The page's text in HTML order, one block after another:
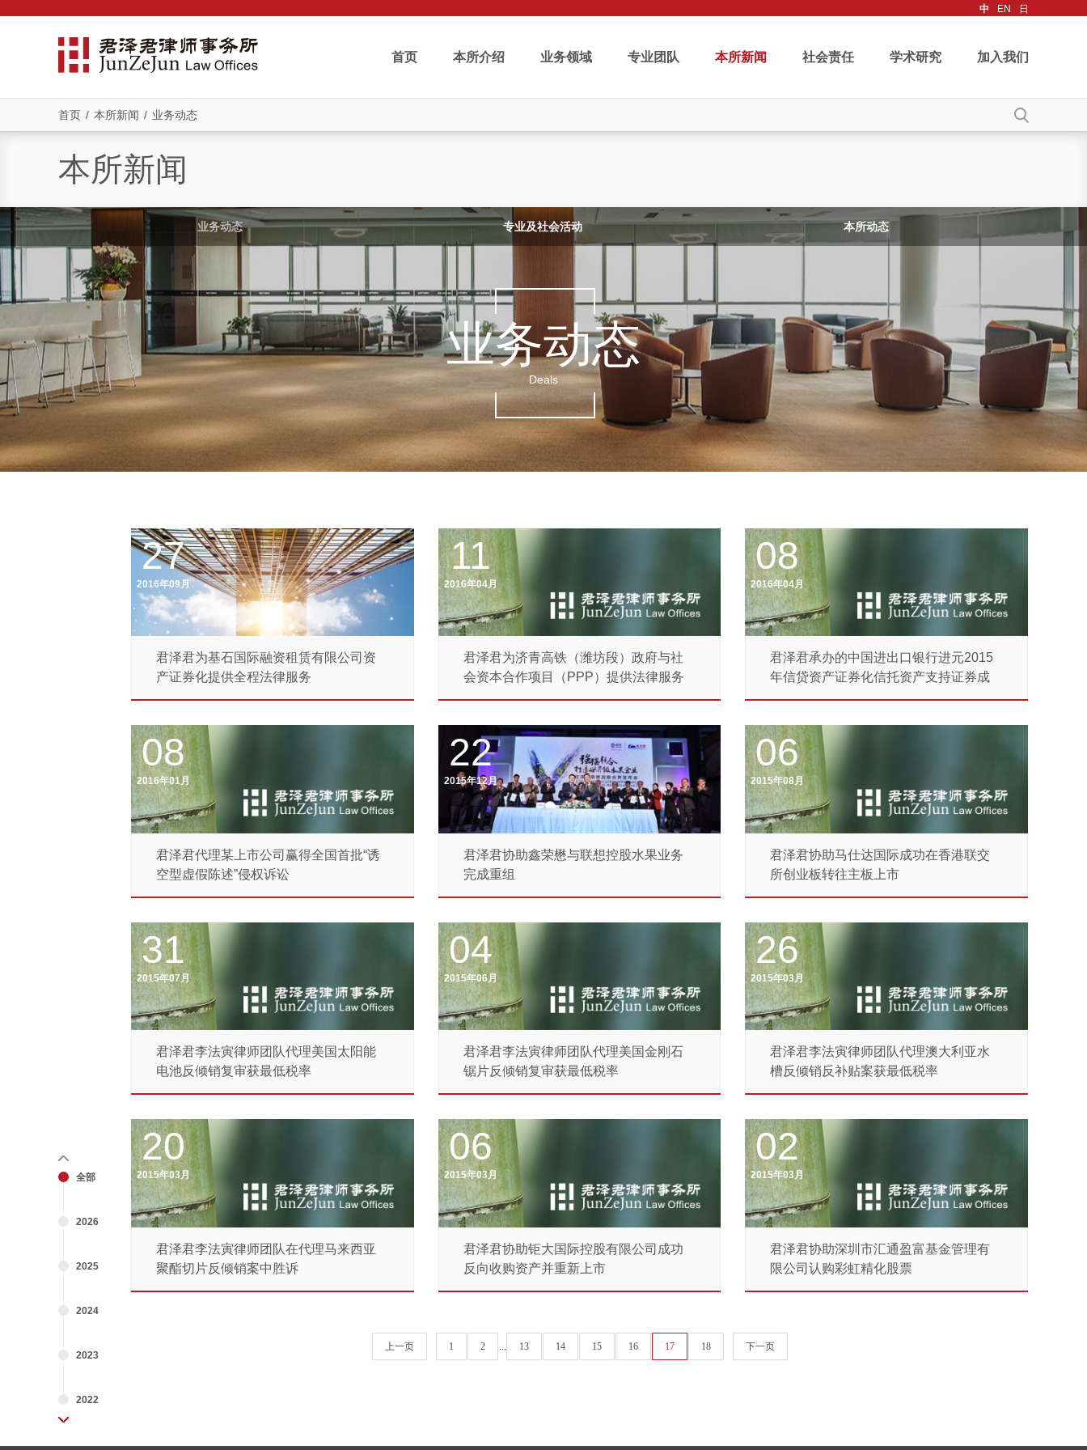
中 EN 日
首页 本所介绍 业务领域 专业团队 本所新闻 社会责任 学术研究 加入我们
首页 / 本所新闻 / 业务动态
本所新闻
业务动态 专业及社会活动 本所动态
业务动态
Deals
全部
2026
2025
2024
2023
2022
2021
27
2016年09月
君泽君为基石国际融资租赁有限公司资
产证券化提供全程法律服务
11
2016年04月
君泽君为济青高铁（潍坊段）政府与社
会资本合作项目（PPP）提供法律服务
08
2016年04月
君泽君承办的中国进出口银行进元2015
年信贷资产证券化信托资产支持证券成
功...
08
2016年01月
君泽君代理某上市公司赢得全国首批“诱
空型虚假陈述”侵权诉讼
22
2015年12月
君泽君协助鑫荣懋与联想控股水果业务
完成重组
06
2015年08月
君泽君协助马仕达国际成功在香港联交
所创业板转往主板上市
31
2015年07月
君泽君李法寅律师团队代理美国太阳能
电池反倾销复审获最低税率
04
2015年06月
君泽君李法寅律师团队代理美国金刚石
锯片反倾销复审获最低税率
26
2015年03月
君泽君李法寅律师团队代理澳大利亚水
槽反倾销反补贴案获最低税率
20
2015年03月
君泽君李法寅律师团队在代理马来西亚
聚酯切片反倾销案中胜诉
06
2015年03月
君泽君协助钜大国际控股有限公司成功
反向收购资产并重新上市
02
2015年03月
君泽君协助深圳市汇通盈富基金管理有
限公司认购彩虹精化股票
上一页 1 2 13 14 15 16 17 18 下一页